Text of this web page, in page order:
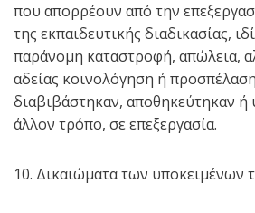
που απορρέουν από την
της εκπαιδευτικής διαδικασίας,
παράνομη καταστροφή, απώλεια,
αδείας κοινολόγηση ή
διαβιβάστηκαν, αποθηκεύτηκαν ή
άλλον τρόπο, σε επεξεργασία.
10. Δικαιώματα των υποκειμένων